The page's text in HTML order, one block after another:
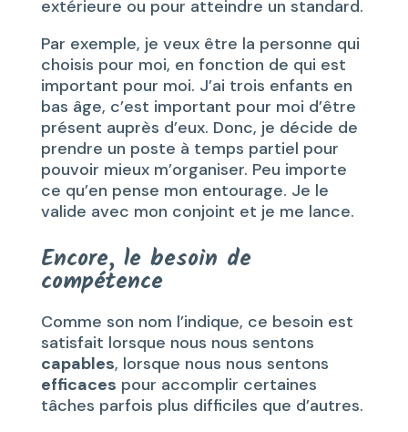
extérieure ou pour atteindre un standard.
Par exemple, je veux être la personne qui
choisis pour moi, en fonction de qui est
important pour moi. J’ai trois enfants en
bas âge, c’est important pour moi d’être
présent auprès d’eux. Donc, je décide de
prendre un poste à temps partiel pour
pouvoir mieux m’organiser. Peu importe
ce qu’en pense mon entourage. Je le
valide avec mon conjoint et je me lance.
Encore, le besoin de
compétence
Comme son nom l’indique, ce besoin est
satisfait lorsque nous nous sentons
capables, lorsque nous nous sentons
efficaces pour accomplir certaines
tâches parfois plus difficiles que d’autres.